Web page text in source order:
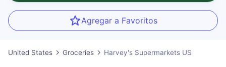
Agregar a Favoritos
United States Groceries Harvey's Supermarkets US